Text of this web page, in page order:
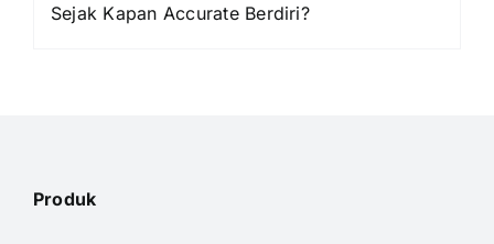
Sejak Kapan Accurate Berdiri?
Produk